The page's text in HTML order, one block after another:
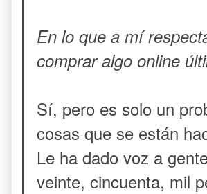
En lo que a mí
comprar algo online
Sí, pero es solo un
cosas que se están
Le ha dado voz a
veinte, cincuenta, mil